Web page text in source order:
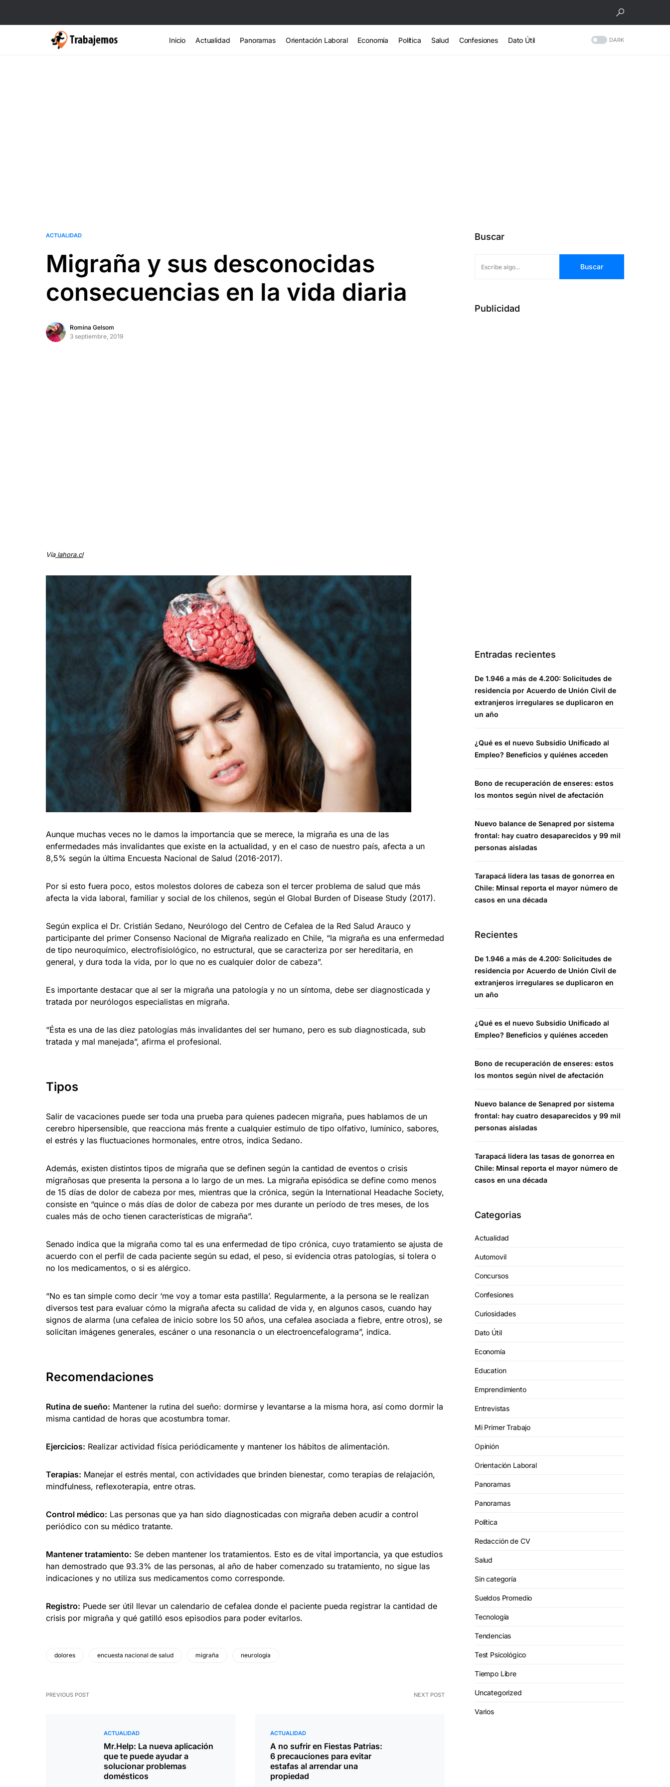
Inicio Actualidad Panoramas Orientación Laboral Economía Política Salud Confesiones Dato Útil DARK
ACTUALIDAD
Migraña y sus desconocidas
consecuencias en la vida diaria
Romina Gelsom
3 septiembre, 2019
Víalahora.cl
Aunque muchas veces no le damos la importancia que se merece, la migraña es una de las
enfermedades más invalidantes que existe en la actualidad, y en el caso de nuestro país, afecta a un
8,5% según la última Encuesta Nacional de Salud (2016-2017).
Por si esto fuera poco, estos molestos dolores de cabeza son el tercer problema de salud que más
afecta la vida laboral, familiar y social de los chilenos, según el Global Burden of Disease Study (2017).
Según explica el Dr. Cristián Sedano, Neurólogo del Centro de Cefalea de la Red Salud Arauco y
participante del primer Consenso Nacional de Migraña realizado en Chile, “la migraña es una enfermedad
de tipo neuroquímico, electrofisiológico, no estructural, que se caracteriza por ser hereditaria, en
general, y dura toda la vida, por lo que no es cualquier dolor de cabeza”.
Es importante destacar que al ser la migraña una patología y no un síntoma, debe ser diagnosticada y
tratada por neurólogos especialistas en migraña.
“Ésta es una de las diez patologías más invalidantes del ser humano, pero es sub diagnosticada, sub
tratada y mal manejada”, afirma el profesional.
Tipos
Salir de vacaciones puede ser toda una prueba para quienes padecen migraña, pues hablamos de un
cerebro hipersensible, que reacciona más frente a cualquier estímulo de tipo olfativo, lumínico, sabores,
el estrés y las fluctuaciones hormonales, entre otros, indica Sedano.
Además, existen distintos tipos de migraña que se definen según la cantidad de eventos o crisis
migrañosas que presenta la persona a lo largo de un mes. La migraña episódica se define como menos
de 15 días de dolor de cabeza por mes, mientras que la crónica, según la International Headache Society,
consiste en “quince o más días de dolor de cabeza por mes durante un período de tres meses, de los
cuales más de ocho tienen características de migraña”.
Senado indica que la migraña como tal es una enfermedad de tipo crónica, cuyo tratamiento se ajusta de
acuerdo con el perfil de cada paciente según su edad, el peso, si evidencia otras patologías, si tolera o
no los medicamentos, o si es alérgico.
“No es tan simple como decir ‘me voy a tomar esta pastilla’. Regularmente, a la persona se le realizan
diversos test para evaluar cómo la migraña afecta su calidad de vida y, en algunos casos, cuando hay
signos de alarma (una cefalea de inicio sobre los 50 años, una cefalea asociada a fiebre, entre otros), se
solicitan imágenes generales, escáner o una resonancia o un electroencefalograma”, indica.
Recomendaciones
Rutina de sueño: Mantener la rutina del sueño: dormirse y levantarse a la misma hora, así como dormir la
misma cantidad de horas que acostumbra tomar.
Ejercicios: Realizar actividad física periódicamente y mantener los hábitos de alimentación.
Terapias: Manejar el estrés mental, con actividades que brinden bienestar, como terapias de relajación,
mindfulness, reflexoterapia, entre otras.
Control médico: Las personas que ya han sido diagnosticadas con migraña deben acudir a control
periódico con su médico tratante.
Mantener tratamiento: Se deben mantener los tratamientos. Esto es de vital importancia, ya que estudios
han demostrado que 93.3% de las personas, al año de haber comenzado su tratamiento, no sigue las
indicaciones y no utiliza sus medicamentos como corresponde.
Registro: Puede ser útil llevar un calendario de cefalea donde el paciente pueda registrar la cantidad de
crisis por migraña y qué gatilló esos episodios para poder evitarlos.
dolores encuesta nacional de salud migraña neurología
PREVIOUS POST
ACTUALIDAD
Mr.Help: La nueva aplicación
que te puede ayudar a
solucionar problemas
domésticos
NEXT POST
ACTUALIDAD
A no sufrir en Fiestas Patrias:
6 precauciones para evitar
estafas al arrendar una
propiedad
Buscar
Buscar
Publicidad
Entradas recientes
De 1.946 a más de 4.200: Solicitudes de
residencia por Acuerdo de Unión Civil de
extranjeros irregulares se duplicaron en
un año
¿Qué es el nuevo Subsidio Unificado al
Empleo? Beneficios y quiénes acceden
Bono de recuperación de enseres: estos
los montos según nivel de afectación
Nuevo balance de Senapred por sistema
frontal: hay cuatro desaparecidos y 99 mil
personas aisladas
Tarapacá lidera las tasas de gonorrea en
Chile: Minsal reporta el mayor número de
casos en una década
Recientes
De 1.946 a más de 4.200: Solicitudes de
residencia por Acuerdo de Unión Civil de
extranjeros irregulares se duplicaron en
un año
¿Qué es el nuevo Subsidio Unificado al
Empleo? Beneficios y quiénes acceden
Bono de recuperación de enseres: estos
los montos según nivel de afectación
Nuevo balance de Senapred por sistema
frontal: hay cuatro desaparecidos y 99 mil
personas aisladas
Tarapacá lidera las tasas de gonorrea en
Chile: Minsal reporta el mayor número de
casos en una década
Categorias
Actualidad
Automovil
Concursos
Confesiones
Curiosidades
Dato Útil
Economía
Education
Emprendimiento
Entrevistas
Mi Primer Trabajo
Opinión
Orientación Laboral
Panoramas
Panoramas
Política
Redacción de CV
Salud
Sin categoría
Sueldos Promedio
Tecnología
Tendencias
Test Psicológico
Tiempo Libre
Uncategorized
Varios